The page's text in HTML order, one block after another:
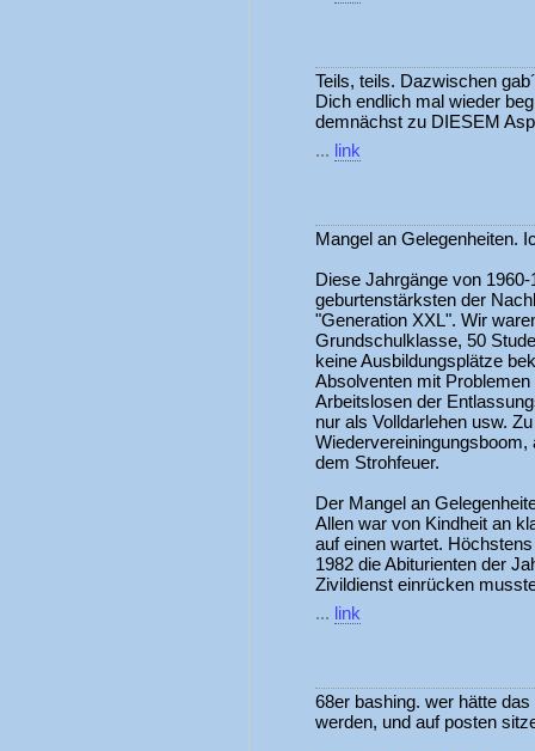
Teils, teils. Dazwischen
Dich endlich mal wieder
demnächst zu DIESEM
... link
Mangel an Gelegenheiten.
Diese Jahrgänge von
geburtenstärksten der
"Generation XXL". Wir
Grundschulklasse, 50
keine Ausbildungsplätze
Absolventen mit
Arbeitslosen der
nur als Volldarlehen usw.
dem Strohfeuer.
Der Mangel an
Allen war von Kindheit an
auf einen wartet.
1982 die Abiturienten der
Zivildienst einrücken
... link
68er bashing. wer hätte
werden, und auf posten